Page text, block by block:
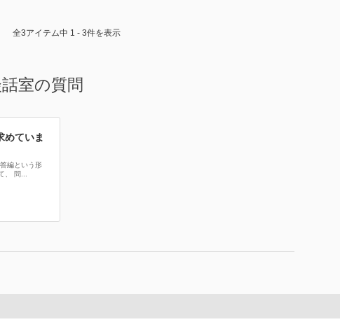
全3アイテム中 1 - 3件を表示
室の質問
めていま
編という形
、 問...